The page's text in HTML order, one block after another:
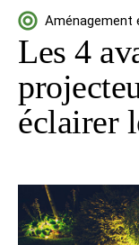
Aménagement
Les 4
éclairer